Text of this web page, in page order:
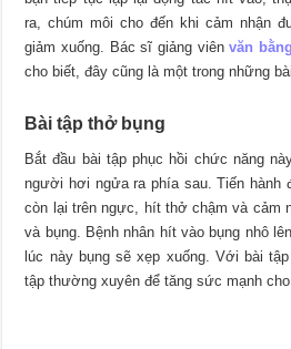
ra, chúm môi cho đến khi cảm nhận
giảm xuống. Bác sĩ giảng viênvăn
cho biết, đây cũng là một trong những
Bài tập thở bụng
Bắt đầu bài tập phục hồi chức năng
người hơi ngửa ra phía sau. Tiến hành
còn lại trên ngực, hít thở chậm và cảm
và bụng. Bệnh nhân hít vào bụng nhô
lúc này bụng sẽ xẹp xuống. Với bài
tập thường xuyên để tăng sức mạnh